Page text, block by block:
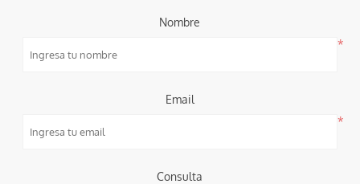
Nombre
*
Email
*
Consulta